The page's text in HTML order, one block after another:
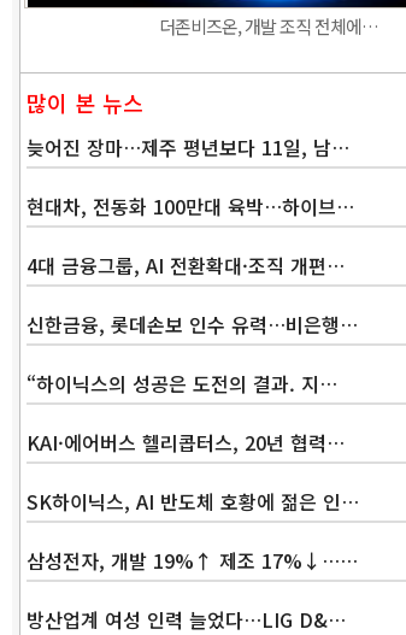
더존비즈온, 개발 조직 전체에…
많이 본 뉴스
늦어진 장마…제주 평년보다 11일, 남…
현대차, 전동화 100만대 육박…하이브…
4대 금융그룹, AI 전환확대·조직 개편…
신한금융, 롯데손보 인수 유력…비은행…
“하이닉스의 성공은 도전의 결과. 지…
KAI·에어버스 헬리콥터스, 20년 협력…
SK하이닉스, AI 반도체 호황에 젊은 인…
삼성전자, 개발 19%↑ 제조 17%↓……
방산업계 여성 인력 늘었다…LIG D&…